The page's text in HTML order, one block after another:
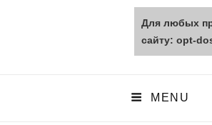
opt-
MENU
Для любых
сайту: opt-